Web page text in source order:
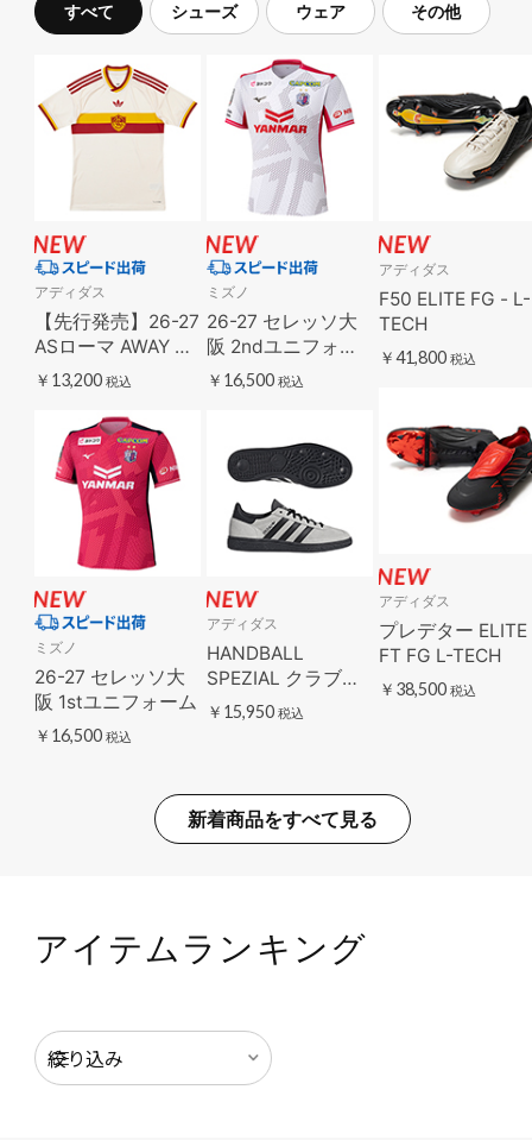
すべて シューズ ウェア その他
アディダス
【先行発売】26-27
ASローマ AWAY ユ
ニフォーム
￥13,200 税込
ミズノ
26-27 セレッソ大
阪 1stユニフォーム
￥16,500 税込
ミズノ
26-27 セレッソ大
阪 2ndユニフォー
ム
￥16,500 税込
アディダス
HANDBALL
SPEZIAL クラブア
メリカ
￥15,950 税込
アディダス
F50 ELITE FG - L-
TECH
￥41,800 税込
アディダス
プレデター ELITE
FT FG L-TECH
￥38,500 税込
新着商品をすべて見る
アイテムランキング